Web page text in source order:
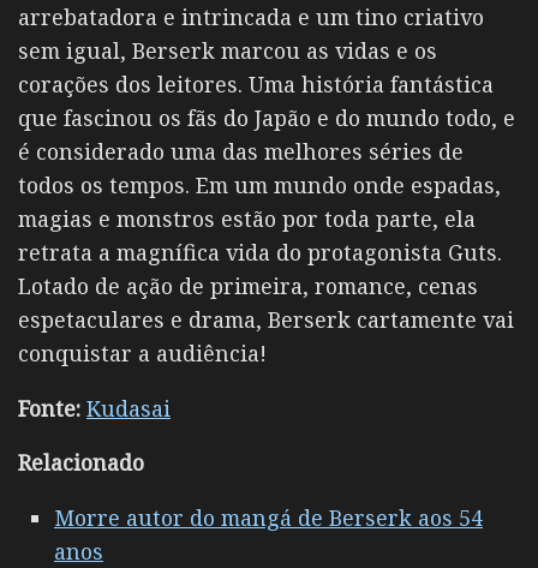
arrebatadora e intrincada e um tino criativo
sem igual, Berserk marcou as vidas e os
corações dos leitores. Uma história fantástica
que fascinou os fãs do Japão e do mundo todo, e
é considerado uma das melhores séries de
todos os tempos. Em um mundo onde espadas,
magias e monstros estão por toda parte, ela
retrata a magnífica vida do protagonista Guts.
Lotado de ação de primeira, romance, cenas
espetaculares e drama, Berserk cartamente vai
conquistar a audiência!
Fonte: Kudasai
Relacionado
Morre autor do mangá de Berserk aos 54
anos